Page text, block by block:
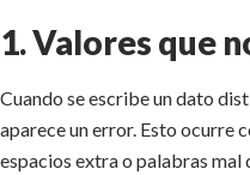
1. Valores que
Cuando se escribe un dato
aparece un error. Esto ocurre
espacios extra o palabras mal